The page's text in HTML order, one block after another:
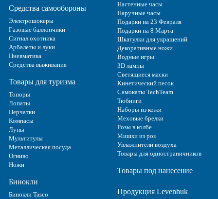
Средства самообороны
Электрошокеры
Газовые баллончики
Сигнал охотника
Арбалеты и луки
Пневматика
Средства выживания
Товары для туризма
Топоры
Лопаты
Перчатки
Компасы
Лупы
Мультитулы
Металлическая посуда
Огниво
Ножи
Бинокли
Бинокли Tasco
Настенные часы
Наручные часы
Подарки на 23 Февраля
Подарки на 8 Марта
Шкатулки для украшений
Декоративные ножи
Водные игры
3D лампы
Светящиеся маски
Кинетический песок
Самокаты TechTeam
Тюбинги
Наборы из кожи
Меховые брелки
Розы в колбе
Мишки из роз
Увлажнители воздуха
Товары для одностраничников
Товары под нанесение
Продукция Levenhuk